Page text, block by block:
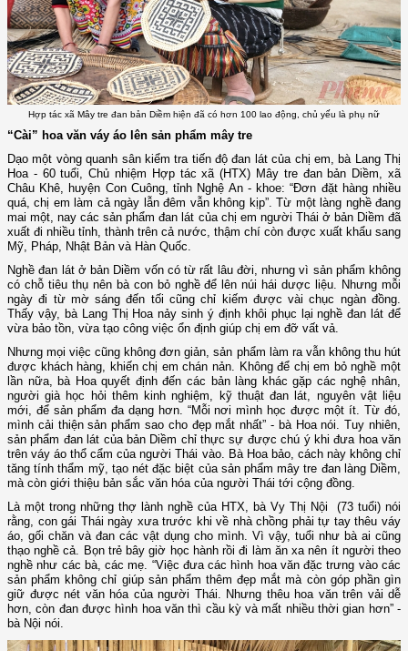
Hợp tác xã Mây tre đan bản Diềm hiện đã có hơn 100 lao động, chủ yếu là phụ nữ
“Cài” hoa văn váy áo lên sản phẩm mây tre
Dạo một vòng quanh sân kiểm tra tiến độ đan lát của chị em, bà Lang Thị
Hoa - 60 tuổi, Chủ nhiệm Hợp tác xã (HTX) Mây tre đan bản Diềm, xã
Châu Khê, huyện Con Cuông, tỉnh Nghệ An - khoe: “Đơn đặt hàng nhiều
quá, chị em làm cả ngày lẫn đêm vẫn không kịp”. Từ một làng nghề đang
mai một, nay các sản phẩm đan lát của chị em người Thái ở bản Diềm đã
xuất đi nhiều tỉnh, thành trên cả nước, thậm chí còn được xuất khẩu sang
Mỹ, Pháp, Nhật Bản và Hàn Quốc.
Nghề đan lát ở bản Diềm vốn có từ rất lâu đời, nhưng vì sản phẩm không
có chỗ tiêu thụ nên bà con bỏ nghề để lên núi hái dược liệu. Nhưng mỗi
ngày đi từ mờ sáng đến tối cũng chỉ kiếm được vài chục ngàn đồng.
Thấy vậy, bà Lang Thị Hoa nảy sinh ý định khôi phục lại nghề đan lát để
vừa bảo tồn, vừa tạo công việc ổn định giúp chị em đỡ vất vả.
Nhưng mọi việc cũng không đơn giản, sản phẩm làm ra vẫn không thu hút
được khách hàng, khiến chị em chán nản. Không để chị em bỏ nghề một
lần nữa, bà Hoa quyết định đến các bản làng khác gặp các nghệ nhân,
người già học hỏi thêm kinh nghiệm, kỹ thuật đan lát, nguyên vật liệu
mới, để sản phẩm đa dạng hơn. “Mỗi nơi mình học được một ít. Từ đó,
mình cải thiện sản phẩm sao cho đẹp mắt nhất” - bà Hoa nói. Tuy nhiên,
sản phẩm đan lát của bản Diềm chỉ thực sự được chú ý khi đưa hoa văn
trên váy áo thổ cẩm của người Thái vào. Bà Hoa bảo, cách này không chỉ
tăng tính thẩm mỹ, tạo nét đặc biệt của sản phẩm mây tre đan làng Diềm,
mà còn giới thiệu bản sắc văn hóa của người Thái tới cộng đồng.
Là một trong những thợ lành nghề của HTX, bà Vy Thị Nội (73 tuổi) nói
rằng, con gái Thái ngày xưa trước khi về nhà chồng phải tự tay thêu váy
áo, gối chăn và đan các vật dụng cho mình. Vì vậy, tuổi như bà ai cũng
thạo nghề cả. Bọn trẻ bây giờ học hành rồi đi làm ăn xa nên ít người theo
nghề như các bà, các mẹ. “Việc đưa các hình hoa văn đặc trưng vào các
sản phẩm không chỉ giúp sản phẩm thêm đẹp mắt mà còn góp phần gìn
giữ được nét văn hóa của người Thái. Nhưng thêu hoa văn trên vải dễ
hơn, còn đan được hình hoa văn thì cầu kỳ và mất nhiều thời gian hơn” -
bà Nội nói.